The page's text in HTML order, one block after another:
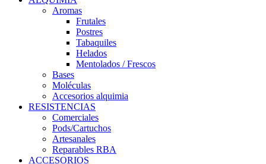
Aromas
Frutales
Postres
Tabaquiles
Helados
Mentolados / Frescos
Bases
Moléculas
Accesorios alquimia
RESISTENCIAS
Comerciales
Pods/Cartuchos
Artesanales
Reparables RBA
ACCESORIOS